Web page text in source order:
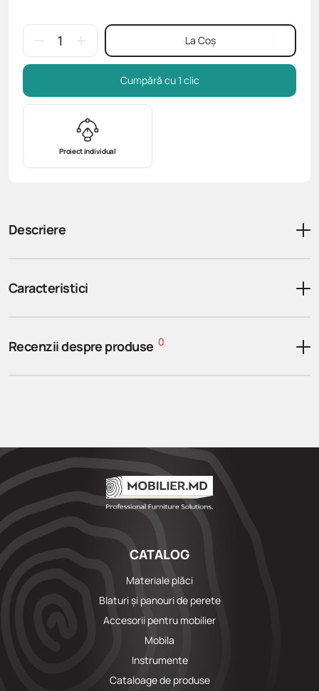
Proiect individual
La Coș
Cumpără cu 1 clic
Descriere
Caracteristici
Recenzii despre produse 0
CATALOG
Materiale plăci
Blaturi și panouri de perete
Accesorii pentru mobilier
Mobila
Instrumente
Cataloage de produse